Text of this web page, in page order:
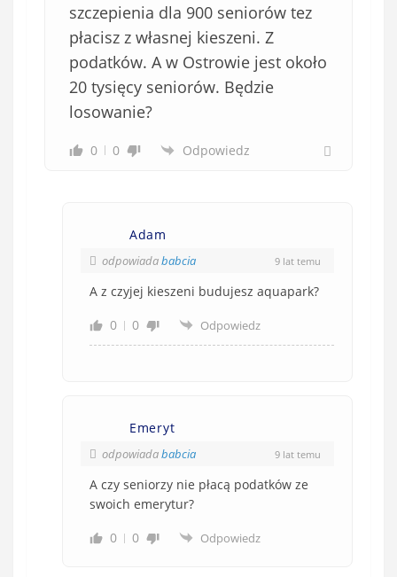
szczepienia dla 900 seniorów tez
płacisz z własnej kieszeni. Z
podatków. A w Ostrowie jest około
20 tysięcy seniorów. Będzie
losowanie?
0 0 Odpowiedz
Adam
odpowiadababcia 9 lat temu
A z czyjej kieszeni budujesz aquapark?
0
0 Odpowiedz
Emeryt
odpowiadababcia 9 lat temu
A czy seniorzy nie płacą podatków ze
swoich emerytur?
0
0 Odpowiedz